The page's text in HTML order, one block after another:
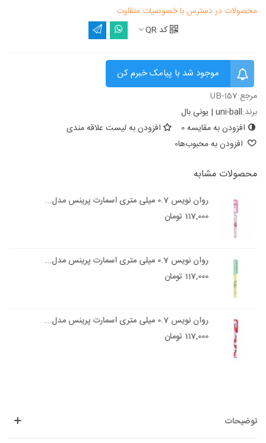
محصولات در دسترس با خصوصیات متقاوت
کد QR
موجود شد با پیامک خبرم کن
مرجع:UB-157
برند:uni-ball | یونی بال
افزودن به مقایسه0
افزودن به لیست علاقه مندی
افزودن به محبوب‌ها0
محصولات مشابه
روان نویس 0.7 میلی متری اسمارت پرینس مدل...
117,000 تومان
روان نویس 0.7 میلی متری اسمارت پرینس مدل...
117,000 تومان
روان نویس 0.7 میلی متری اسمارت پرینس مدل...
117,000 تومان
توضیحات